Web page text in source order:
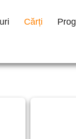
Cărți